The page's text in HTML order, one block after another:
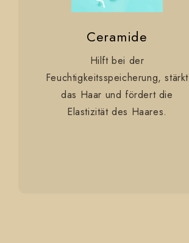
Ceramide
Hilft bei der
Feuchtigkeitsspeicherung, stärkt
das Haar und fördert die
Elastizität des Haares.